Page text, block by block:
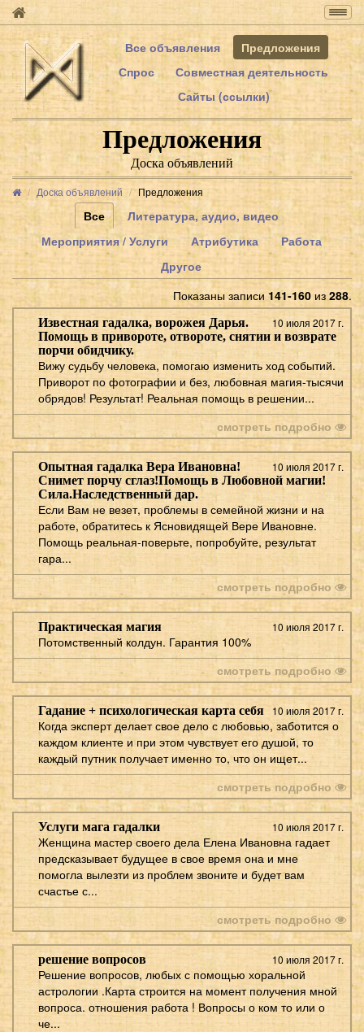
Все объявления
Предложения
Спрос
Совместная деятельность
Сайты (ссылки)
Предложения
Доска объявлений
Доска объявлений Предложения
Все
Литература, аудио, видео
Мероприятия / Услуги
Атрибутика
Работа
Другое
Показаны записи141-160 из288.
10 июля 2017 г.
Известная гадалка, ворожея Дарья.
Помощь в привороте, отвороте, снятии и возврате
порчи обидчику.
Вижу судьбу человека, помогаю изменить ход событий.
Приворот по фотографии и без, любовная магия-тысячи
обрядов! Результат! Реальная помощь в решении...
смотреть подробно
10 июля 2017 г.
Опытная гадалка Вера Ивановна!
Снимет порчу сглаз!Помощь в Любовной магии!
Сила.Наследственный дар.
Если Вам не везет, проблемы в семейной жизни и на
работе, обратитесь к Ясновидящей Вере Ивановне.
Помощь реальная-поверьте, попробуйте, результат
гара...
смотреть подробно
10 июля 2017 г.
Практическая магия
Потомственный колдун. Гарантия 100%
смотреть подробно
10 июля 2017 г.
Гадание + психологическая карта себя
Когда эксперт делает свое дело с любовью, заботится о
каждом клиенте и при этом чувствует его душой, то
каждый путник получает именно то, что он ищет...
смотреть подробно
10 июля 2017 г.
Услуги мага гадалки
Женщина мастер своего дела Елена Ивановна гадает
предсказывает будущее в свое время она и мне
помогла вылезти из проблем звоните и будет вам
счастье с...
смотреть подробно
10 июля 2017 г.
решение вопросов
Решение вопросов, любых с помощью хоральной
астрологии .Карта строится на момент получения мной
вопроса. отношения работа ! Вопросы о ком то или о
че...